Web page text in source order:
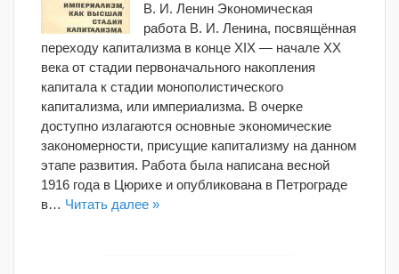
В. И. Ленин Экономическая
работа В. И. Ленина, посвящённая
переходу капитализма в конце XIX — начале XX
века от стадии первоначального накопления
капитала к стадии монополистического
капитализма, или империализма. В очерке
доступно излагаются основные экономические
закономерности, присущие капитализму на данном
этапе развития. Работа была написана весной
1916 года в Цюрихе и опубликована в Петрограде
в… Читать далее »